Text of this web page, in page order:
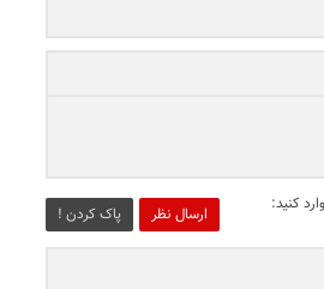
ارسال نظر پاک کردن !
کنید: